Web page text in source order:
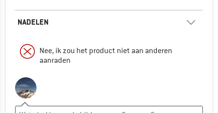
NADELEN
Nee, ik zou het product niet aan anderen
aanraden